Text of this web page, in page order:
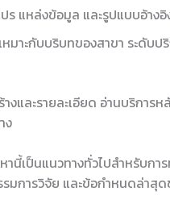
แหล่งข้อมูล และรูปแบบอ้าง
หมาะกับบริบทของสาขา ระดับ
และรายละเอียด อ่านบริการ
ง
านี้เป็นแนวทางทั่วไปสำหรับกา
มการวิจัย และข้อกำหนดล่าสุ